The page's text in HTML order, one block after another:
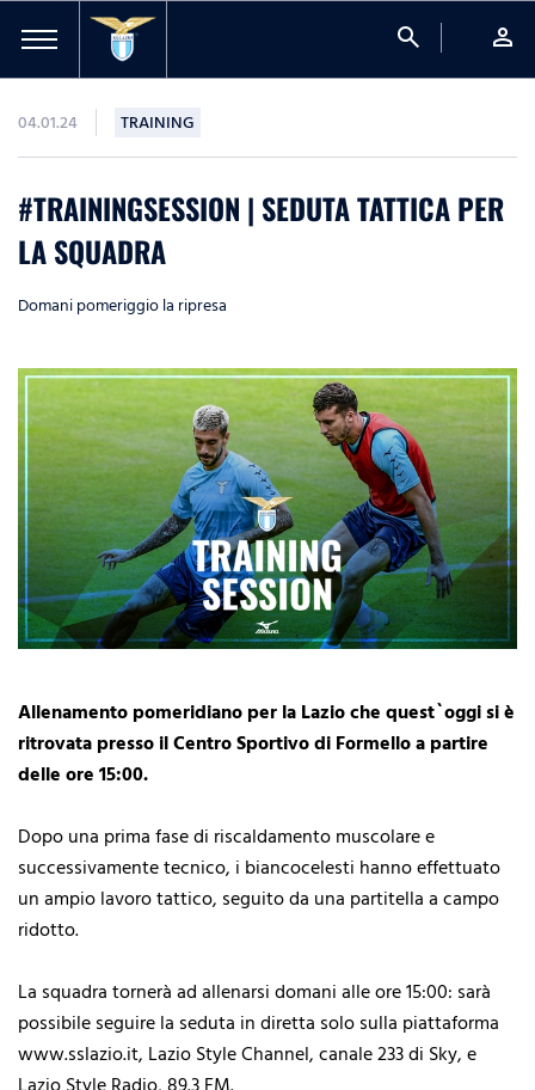
search person
04.01.24 TRAINING
#TRAININGSESSION | SEDUTA TATTICA PER
LA SQUADRA
Domani pomeriggio la ripresa
Allenamento pomeridiano per la Lazio che quest`oggi si è
ritrovata presso il Centro Sportivo di Formello a partire
delle ore 15:00.
Dopo una prima fase di riscaldamento muscolare e
successivamente tecnico, i biancocelesti hanno effettuato
un ampio lavoro tattico, seguito da una partitella a campo
ridotto.
La squadra tornerà ad allenarsi domani alle ore 15:00: sarà
possibile seguire la seduta in diretta solo sulla piattaforma
www.sslazio.it, Lazio Style Channel, canale 233 di Sky, e